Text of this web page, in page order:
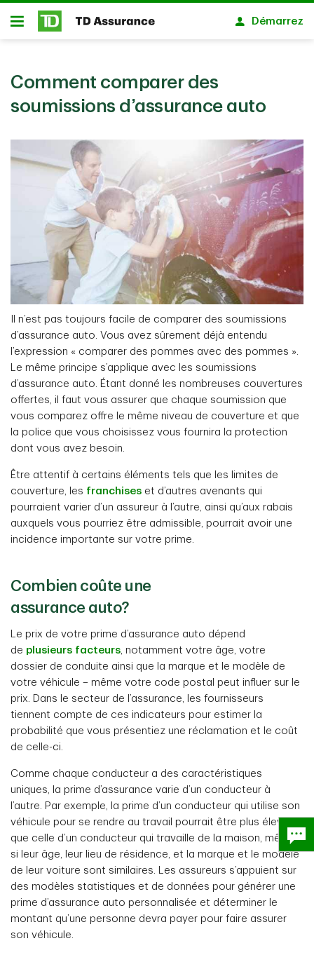
Passer au contenu principal
Ouvert
Démarrez
Comment comparer des
soumissions d’assurance auto
Il n’est pas toujours facile de comparer des soumissions
d’assurance auto. Vous avez sûrement déjà entendu
l’expression « comparer des pommes avec des pommes ».
Le même principe s’applique avec les soumissions
d’assurance auto. Étant donné les nombreuses couvertures
offertes, il faut vous assurer que chaque soumission que
vous comparez offre le même niveau de couverture et que
la police que vous choisissez vous fournira la protection
dont vous avez besoin.
Être attentif à certains éléments tels que les limites de
couverture, les franchises et d’autres avenants qui
pourraient varier d’un assureur à l’autre, ainsi qu’aux rabais
auxquels vous pourriez être admissible, pourrait avoir une
incidence importante sur votre prime.
Combien coûte une
assurance auto?
Le prix de votre prime d’assurance auto dépend
de plusieurs facteurs, notamment votre âge, votre
dossier de conduite ainsi que la marque et le modèle de
votre véhicule – même votre code postal peut influer sur le
prix. Dans le secteur de l’assurance, les fournisseurs
tiennent compte de ces indicateurs pour estimer la
probabilité que vous présentiez une réclamation et le coût
de celle-ci.
Comme chaque conducteur a des caractéristiques
uniques, la prime d’assurance varie d’un conducteur à
l’autre. Par exemple, la prime d’un conducteur qui utilise son
véhicule pour se rendre au travail pourrait être plus élevée
que celle d’un conducteur qui travaille de la maison, même
si leur âge, leur lieu de résidence, et la marque et le modèle
de leur voiture sont similaires. Les assureurs s’appuient sur
des modèles statistiques et de données pour générer une
prime d’assurance auto personnalisée et déterminer le
montant qu’une personne devra payer pour faire assurer
son véhicule.